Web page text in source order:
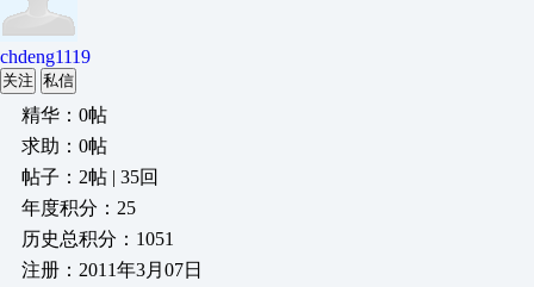
chdeng1119
关注 私信
精华：0帖
求助：0帖
帖子：2帖 | 35回
年度积分：25
历史总积分：1051
注册：2011年3月07日